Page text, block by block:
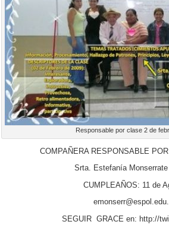
Responsable por clase 2 de
COMPAÑERA RESPONSABLE
Srta. Estefanía Monserrate
CUMPLEAÑOS: 11 de
SEGUIR GRACE en: http://